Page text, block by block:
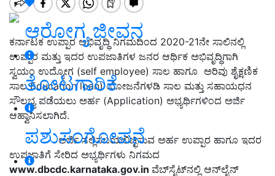
ಆರೋಗ್ಯ ಜೀವನ
ತೋಟಗಾರಿಕೆ
ಪಶುಸಂಗೋಪನೆ
ಕರ್ನಾಟಕ ಉಪ್ಪಾರ ಅಭಿವೃದ್ಧಿ ನಿಗಮದಿಂದ 2020-21ನೇ ಸಾಲಿನಲ್ಲಿ
ಉಪ್ಪಾರ ಮತ್ತು ಇದರ ಉಪಜಾತಿಗಳ ಜನರ ಆರ್ಥಿಕ ಅಭಿವೃದ್ಧಿಗಾಗಿ
ಸ್ವಯಂ ಉದ್ಯೋಗ (self employee) ಸಾಲ ಹಾಗೂ ಅರಿವು ಶೈಕ್ಷಣಿಕ
ಸಾಲ Education loan) ಯೋಜನೆಗಳಡಿ ಸಾಲ ಮತ್ತು ಸಹಾಯಧನ
ಸೌಲಭ್ಯ ಪಡೆಯಲು ಅರ್ಹ (Application) ಅಭ್ಯರ್ಥಿಗಳಿಂದ ಅರ್ಜಿ
ಆಹ್ವಾನಿಸಲಾಗಿದೆ.
ಅರ್ಜಿ ಸಲ್ಲಿಸಬಯಲಿಚ್ಛಿಸುವ ಅರ್ಹ ಉಪ್ಪಾರ ಹಾಗೂ ಇದರ
ಉಪಜಾತಿಗೆ ಸೇರಿದ ಅಭ್ಯರ್ಥಿಗಳು ನಿಗಮದ
www.dbcdc.karnataka.gov.in ವೆಬ್‍ಸೈಟ್‍ನಲ್ಲಿ ಆನ್‍ಲೈನ್